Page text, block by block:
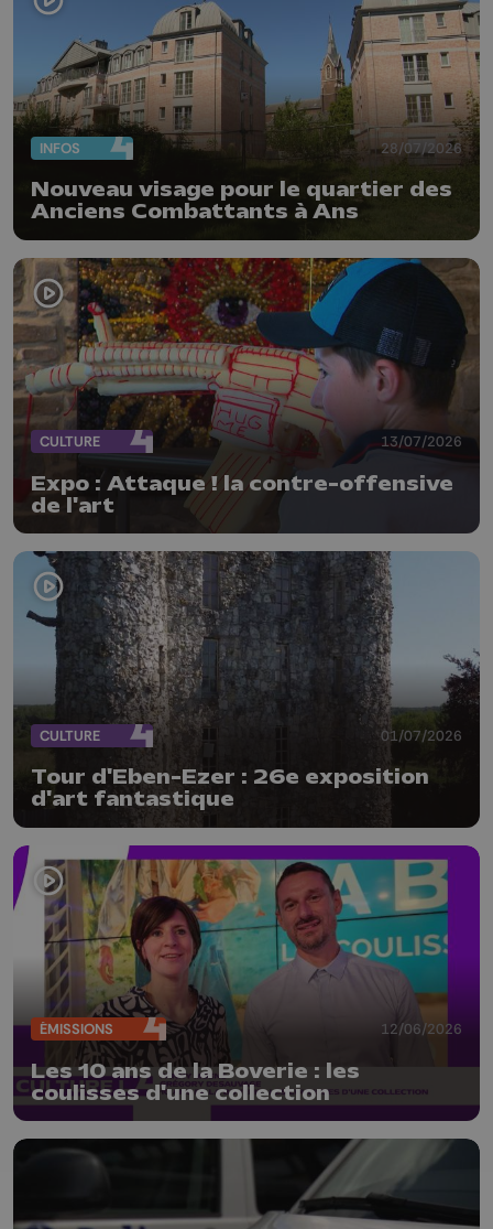
INFOS 28/07/2026
Nouveau visage pour le quartier des
Anciens Combattants à Ans
CULTURE 13/07/2026
Expo : Attaque ! la contre-offensive
de l'art
CULTURE 01/07/2026
Tour d'Eben-Ezer : 26e exposition
d'art fantastique
ÉMISSIONS 12/06/2026
Les 10 ans de la Boverie : les
coulisses d'une collection